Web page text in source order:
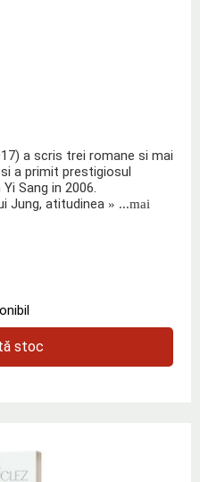
a scris trei romane si mai
a primit prestigiosul
Sang in 2006.
Jung, atitudinea » ...mai
stoc